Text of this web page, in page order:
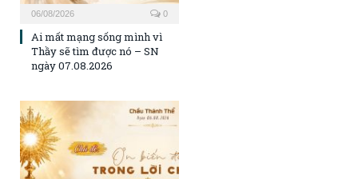
06/08/2026 0
Ai mất mạng sống mình vì
Thầy sẽ tìm được nó – SN
ngày 07.08.2026